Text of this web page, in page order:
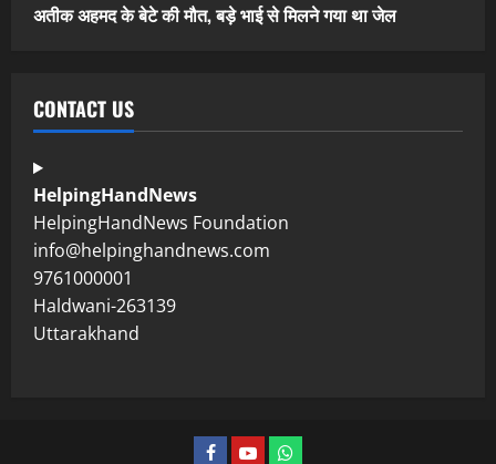
अतीक अहमद के बेटे की मौत, बड़े भाई से मिलने गया था जेल
CONTACT US
HelpingHandNews
HelpingHandNews Foundation
info@helpinghandnews.com
9761000001
Haldwani-263139
Uttarakhand